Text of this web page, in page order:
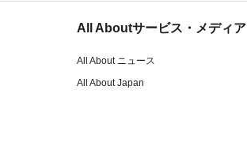
All Aboutサービス・メディア
All About ニュース
All About Japan